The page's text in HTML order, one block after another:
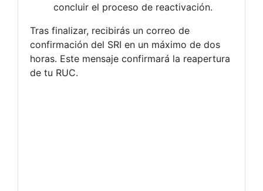
concluir el proceso de reactivación.
Tras finalizar, recibirás un correo de
confirmación del SRI en un máximo de dos
horas. Este mensaje confirmará la reapertura
de tu RUC.